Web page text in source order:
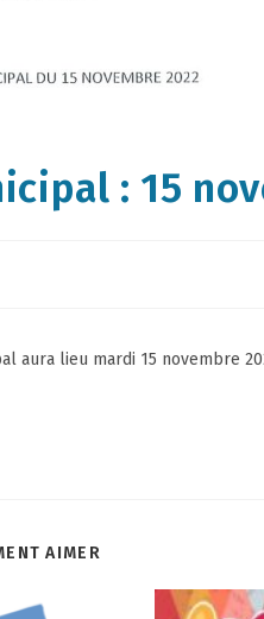
: 15
aura lieu mardi 15 novembre
AIMER